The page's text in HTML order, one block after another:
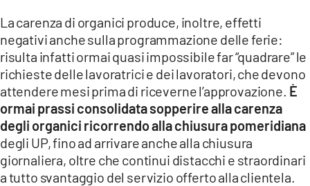
La carenza di organici produce, inoltre, effetti
negativi anche sulla programmazione delle ferie:
risulta infatti ormai quasi impossibile far “quadrare” le
richieste delle lavoratrici e dei lavoratori, che devono
attendere mesi prima di riceverne l’approvazione. È
ormai prassi consolidata sopperire alla carenza
degli organici ricorrendo alla chiusura pomeridiana
degli UP, fino ad arrivare anche alla chiusura
giornaliera, oltre che continui distacchi e straordinari
a tutto svantaggio del servizio offerto alla clientela.